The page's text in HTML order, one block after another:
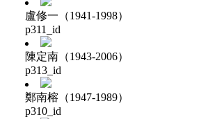
盧修一（1941-1998）
p311_id
陳定南（1943-2006）
p313_id
鄭南榕（1947-1989）
p310_id